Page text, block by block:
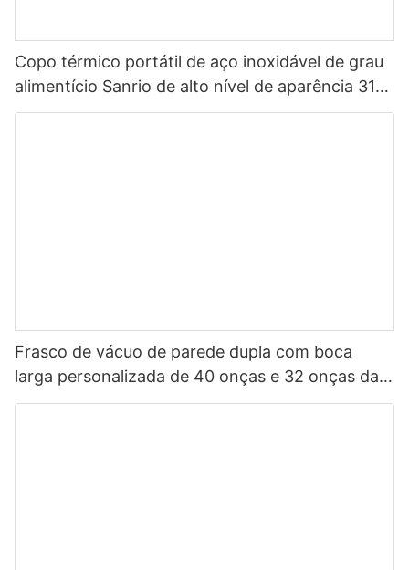
Copo térmico portátil de aço inoxidável de grau
alimentício Sanrio de alto nível de aparência 316
para crianças
Frasco de vácuo de parede dupla com boca
larga personalizada de 40 onças e 32 onças da
China, garrafa de água esportiva isolada em aço